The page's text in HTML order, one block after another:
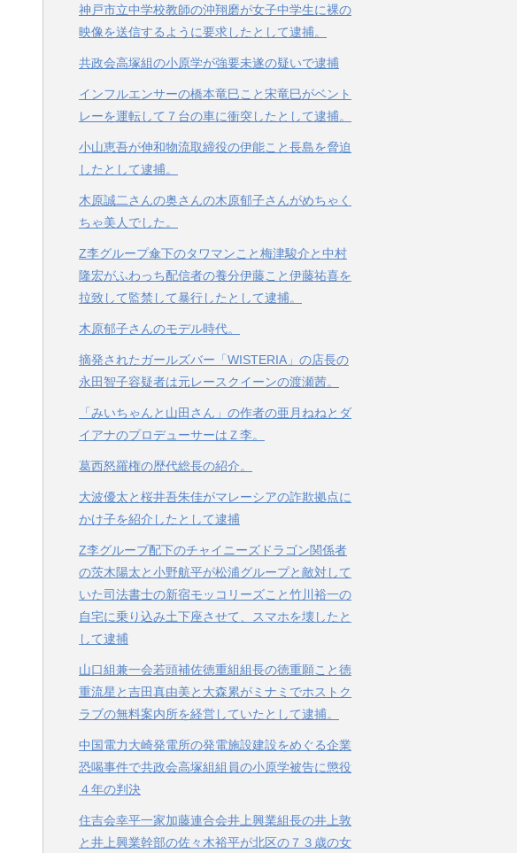
神戸市立中学校教師の沖翔磨が女子中学生に裸の
映像を送信するように要求したとして逮捕。
共政会高塚組の小原学が強要未遂の疑いで逮捕
インフルエンサーの橋本竜巳こと宋竜巳がベント
レーを運転して７台の車に衝突したとして逮捕。
小山恵吾が伸和物流取締役の伊能こと長島を脅迫
したとして逮捕。
木原誠二さんの奥さんの木原郁子さんがめちゃく
ちゃ美人でした。
Z李グループ傘下のタワマンこと梅津駿介と中村
隆宏がふわっち配信者の養分伊藤こと伊藤祐喜を
拉致して監禁して暴行したとして逮捕。
木原郁子さんのモデル時代。
摘発されたガールズバー「WISTERIA」の店長の
永田智子容疑者は元レースクイーンの渡瀬茜。
「みいちゃんと山田さん」の作者の亜月ねねとダ
イアナのプロデューサーはＺ李。
葛西怒羅権の歴代総長の紹介。
大波優太と桜井吾朱佳がマレーシアの詐欺拠点に
かけ子を紹介したとして逮捕
Z李グループ配下のチャイニーズドラゴン関係者
の茨木陽太と小野航平が松浦グループと敵対して
いた司法書士の新宿モッコリーズこと竹川裕一の
自宅に乗り込み土下座させて、スマホを壊したと
して逮捕
山口組兼一会若頭補佐徳重組組長の徳重願こと徳
重流星と吉田真由美と大森累がミナミでホストク
ラブの無料案内所を経営していたとして逮捕。
中国電力大崎発電所の発電施設建設をめぐる企業
恐喝事件で共政会高塚組組員の小原学被告に懲役
４年の判決
住吉会幸平一家加藤連合会井上興業組長の井上敦
と井上興業幹部の佐々木裕平が北区の７３歳の女